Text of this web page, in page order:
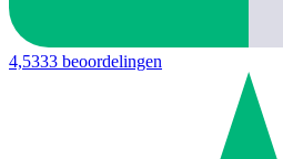
4,5333 beoordelingen